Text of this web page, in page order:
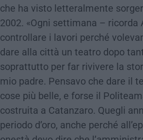
che ha visto letteralmente
2002. «Ogni settimana – ricorda
controllare i lavori perché
dare alla città un teatro dopo
soprattutto per far rivivere la
mio padre. Pensavo che dare il
cose più belle, e forse il
costruita a Catanzaro. Quegli
periodo d’oro, anche perché